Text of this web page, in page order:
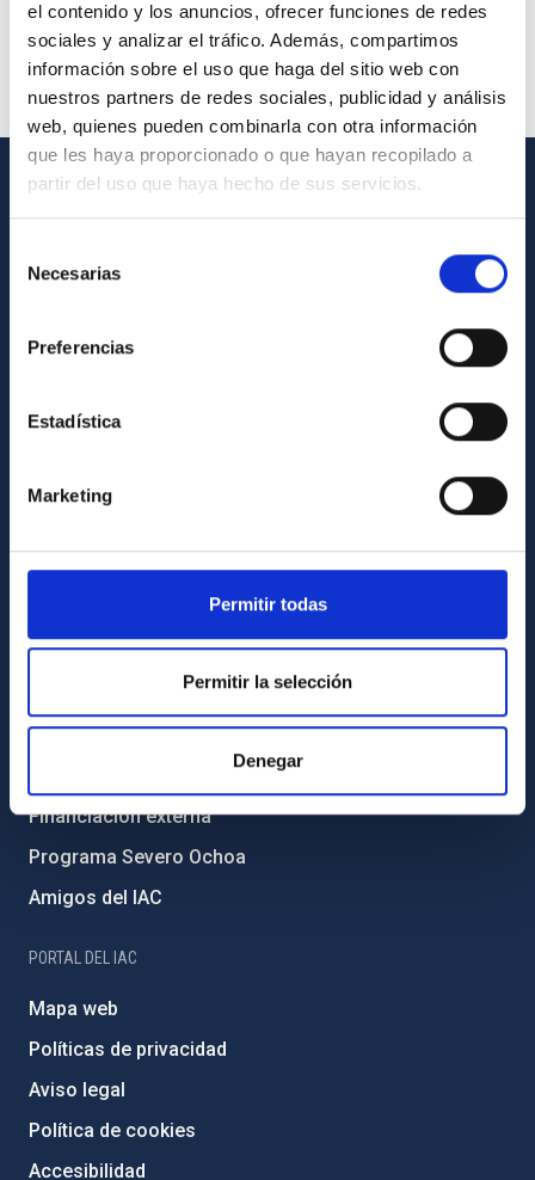
el contenido y los anuncios, ofrecer funciones de redes
sociales y analizar el tráfico. Además, compartimos
información sobre el uso que haga del sitio web con
nuestros partners de redes sociales, publicidad y análisis
web, quienes pueden combinarla con otra información
que les haya proporcionado o que hayan recopilado a
partir del uso que haya hecho de sus servicios.
Necesarias
Preferencias
Estadística
Marketing
Permitir todas
Permitir la selección
Denegar
Directorio de personal
Registro general
Transparencia
Código ético y política antifraude
Igualdad y diversidad de género
Medio Ambiente y Sostenibilidad
Proyectos institucionales
Financiación externa
Programa Severo Ochoa
Amigos del IAC
PORTAL DEL IAC
Mapa web
Políticas de privacidad
Aviso legal
Política de cookies
Accesibilidad